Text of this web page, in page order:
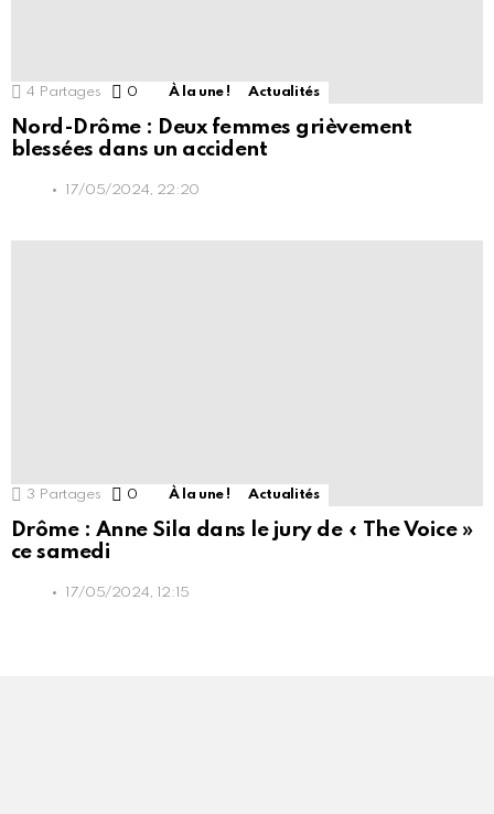
4 Partages 0 Commentaires
À la une ! Actualités
Nord-Drôme : Deux femmes grièvement
blessées dans un accident
17/05/2024, 22:20
3 Partages 0 Commentaires
À la une ! Actualités
Drôme : Anne Sila dans le jury de « The Voice »
ce samedi
17/05/2024, 12:15